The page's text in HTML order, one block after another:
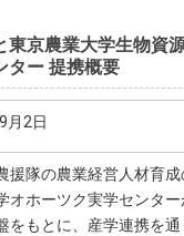
東京農業大学生物資
ター 提携概要
月2日
援隊の農業経営人材育
オホーツク実学センタ
をもとに、産学連携を